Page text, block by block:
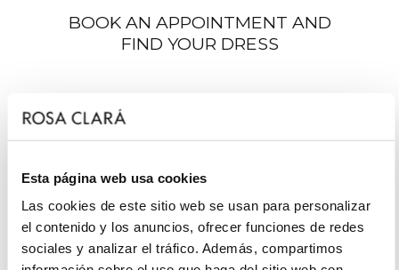
Esta página web usa cookies
Las cookies de este sitio web se usan para personalizar
el contenido y los anuncios, ofrecer funciones de redes
sociales y analizar el tráfico. Además, compartimos
BOOK AN APPOINTMENT AND
FIND YOUR DRESS